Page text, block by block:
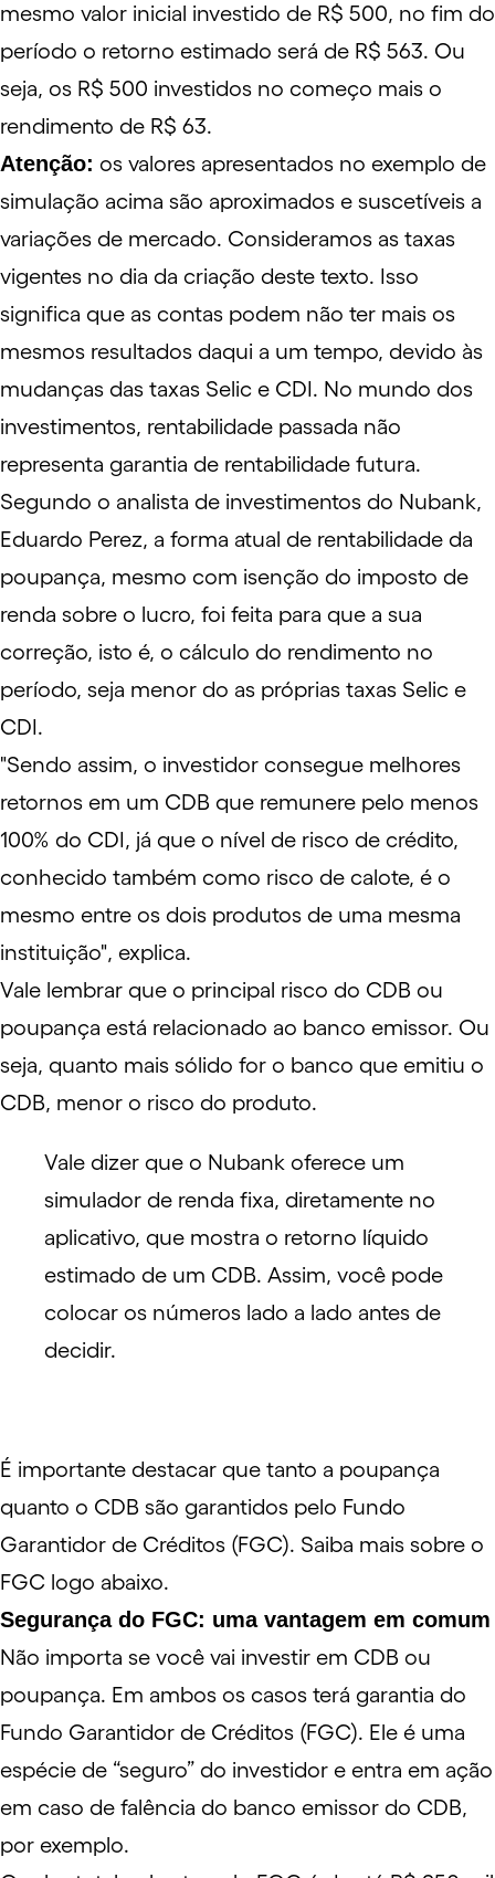
mesmo valor inicial investido de R$ 500, no fim do
período o retorno estimado será de R$ 563. Ou
seja, os R$ 500 investidos no começo mais o
rendimento de R$ 63.
Atenção: os valores apresentados no exemplo de
simulação acima são aproximados e suscetíveis a
variações de mercado. Consideramos as taxas
vigentes no dia da criação deste texto. Isso
significa que as contas podem não ter mais os
mesmos resultados daqui a um tempo, devido às
mudanças das taxas Selic e CDI. No mundo dos
investimentos, rentabilidade passada não
representa garantia de rentabilidade futura.
Segundo o analista de investimentos do Nubank,
Eduardo Perez, a forma atual de rentabilidade da
poupança, mesmo com isenção do imposto de
renda sobre o lucro, foi feita para que a sua
correção, isto é, o cálculo do rendimento no
período, seja menor do as próprias taxas Selic e
CDI.
"Sendo assim, o investidor consegue melhores
retornos em um CDB que remunere pelo menos
100% do CDI, já que o nível de risco de crédito,
conhecido também como risco de calote, é o
mesmo entre os dois produtos de uma mesma
instituição", explica.
Vale lembrar que o principal risco do CDB ou
poupança está relacionado ao banco emissor. Ou
seja, quanto mais sólido for o banco que emitiu o
CDB, menor o risco do produto.
Vale dizer que o Nubank oferece um
simulador de renda fixa, diretamente no
aplicativo, que mostra o retorno líquido
estimado de um CDB. Assim, você pode
colocar os números lado a lado antes de
decidir.
É importante destacar que tanto a poupança
quanto o CDB são garantidos pelo Fundo
Garantidor de Créditos (FGC). Saiba mais sobre o
FGC logo abaixo.
Segurança do FGC: uma vantagem em comum
Não importa se você vai investir em CDB ou
poupança. Em ambos os casos terá garantia do
Fundo Garantidor de Créditos (FGC). Ele é uma
espécie de “seguro” do investidor e entra em ação
em caso de falência do banco emissor do CDB,
por exemplo.